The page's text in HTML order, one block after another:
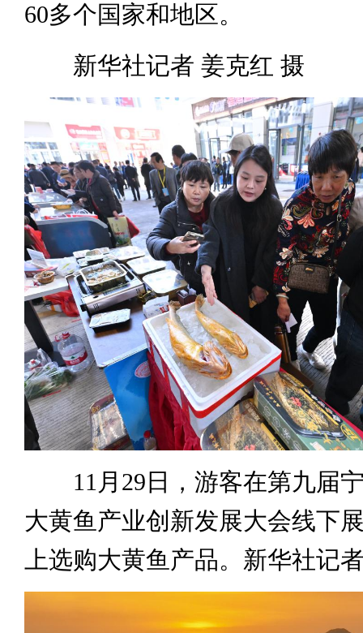
60多个国家和地区。
新华社记者 姜克红 摄
11月29日，游客在第九届
大黄鱼产业创新发展大会线下
上选购大黄鱼产品。新华社记